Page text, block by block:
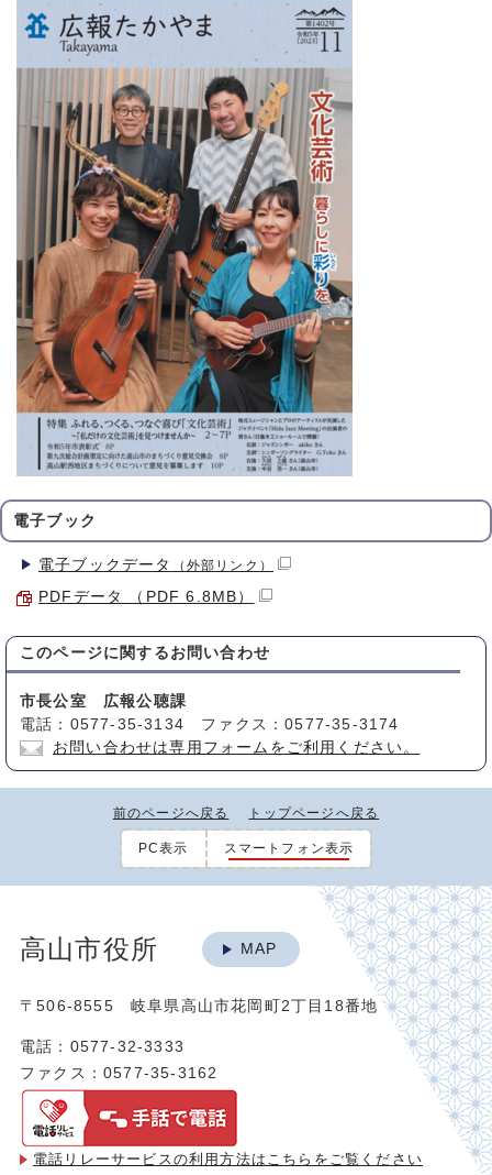
電子ブック
電子ブックデータ （外部リンク）
PDFデータ （PDF 6.8MB）
このページに関する お問い合わせ
市長公室 広報公聴課
電話：0577-35-3134 ファクス：0577-35-3174
お問い合わせは専用フォームをご利用ください。
前のページへ戻る トップページへ戻る
PC表示 スマートフォン表示
高山市役所 MAP
〒506-8555 岐阜県高山市花岡町2丁目18番地
電話：0577-32-3333
ファクス：0577-35-3162
電話リレーサービスの利用方法は こちらをご覧ください